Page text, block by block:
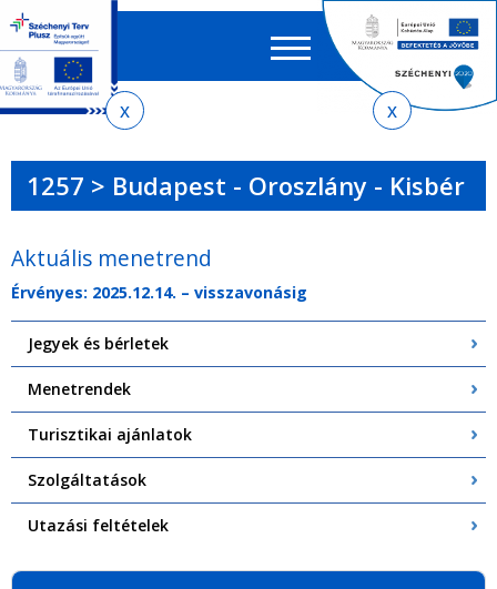
menetrendkeresőhöz
almenühöz
tartalomra
oldaltérképre
EN HU
űrlap
1257 > Budapest - Oroszlány - Kisbér
Aktuális menetrend
Érvényes: 2025.12.14. – visszavonásig
Jegyek és bérletek
Menetrendek
Turisztikai ajánlatok
Szolgáltatások
Utazási feltételek